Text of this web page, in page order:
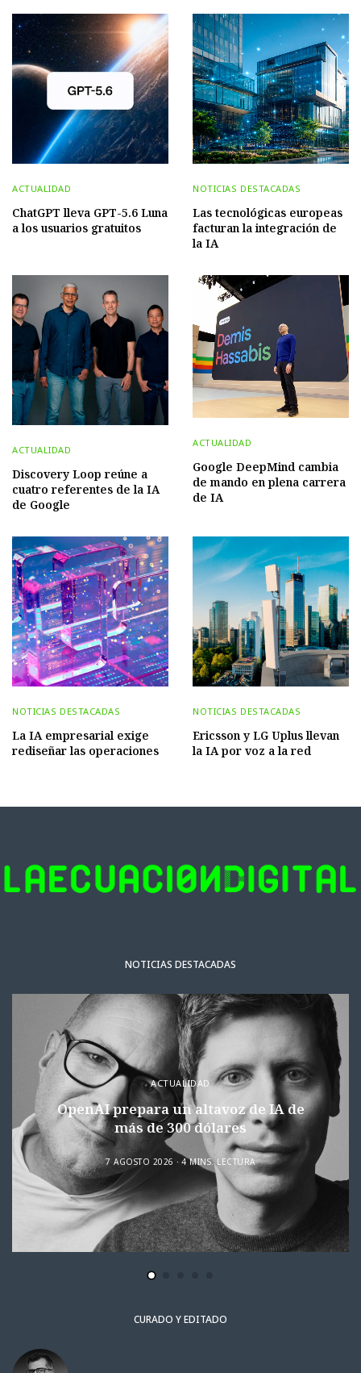
ACTUALIDAD
ChatGPT lleva GPT-5.6 Luna
a los usuarios gratuitos
NOTICIAS DESTACADAS
Las tecnológicas europeas
facturan la integración de
la IA
ACTUALIDAD
Discovery Loop reúne a
cuatro referentes de la IA
de Google
ACTUALIDAD
Google DeepMind cambia
de mando en plena carrera
de IA
NOTICIAS DESTACADAS
La IA empresarial exige
rediseñar las operaciones
NOTICIAS DESTACADAS
Ericsson y LG Uplus llevan
la IA por voz a la red
NOTICIAS DESTACADAS
ACTUALIDAD
OpenAI prepara un altavoz de IA de
más de 300 dólares
7 AGOSTO 2026 4 MINS. LECTURA
CURADO Y EDITADO